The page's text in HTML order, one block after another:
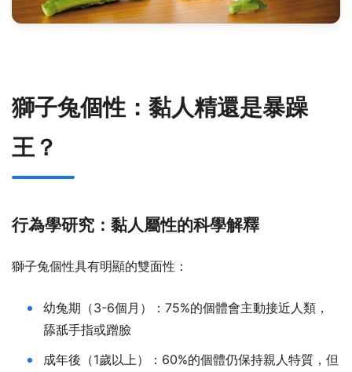
獅子兔個性：黏人精還是暴躁
王？
行為學研究：黏人屬性的科學解釋
獅子兔個性具有明顯的雙面性：
幼兔期（3-6個月）：75%的個體會主動接近人類，
舔舐手指或蹭臉
成年後（1歲以上）：60%的個體仍保持親人特質，但